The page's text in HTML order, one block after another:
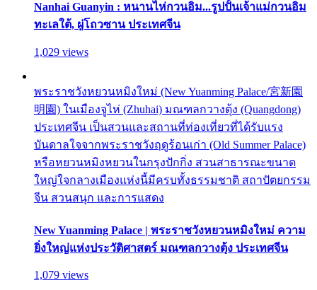
Nanhai Guanyin : หนานไห่กวนอิม...รูปปั้นเจ้าแม่กวนอิม
ทะเลใต้, ผู่โถวซาน ประเทศจีน
1,029 views
พระราชวังหยวนหมิงใหม่ (New Yuanming Palace/宮新園
明園) ในเมืองจูไห่ (Zhuhai) มณฑลกวางตุ้ง (Quangdong)
ประเทศจีน เป็นสวนและสถานที่ท่องเที่ยวที่ได้รับแรง
บันดาลใจจากพระราชวังฤดูร้อนเก่า (Old Summer Palace)
หรือหยวนหมิงหยวนในกรุงปักกิ่ง สวนสาธารณะขนาด
ใหญ่ใจกลางเมืองแห่งนี้มีครบทั้งธรรมชาติ สถาปัตยกรรม
จีน สวนสนุก และการแสดง
New Yuanming Palace | พระราชวังหยวนหมิงใหม่ ความ
ยิ่งใหญ่แห่งประวัติศาสตร์ มณฑลกวางตุ้ง ประเทศจีน
1,079 views